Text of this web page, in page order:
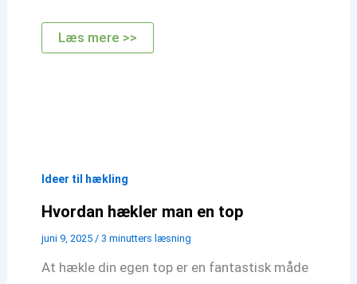
Peer
Gynt
Læs mere >>
Ideer til hækling
Hvordan hækler man en top
juni 9, 2025 / 3 minutters læsning
At hækle din egen top er en fantastisk måde